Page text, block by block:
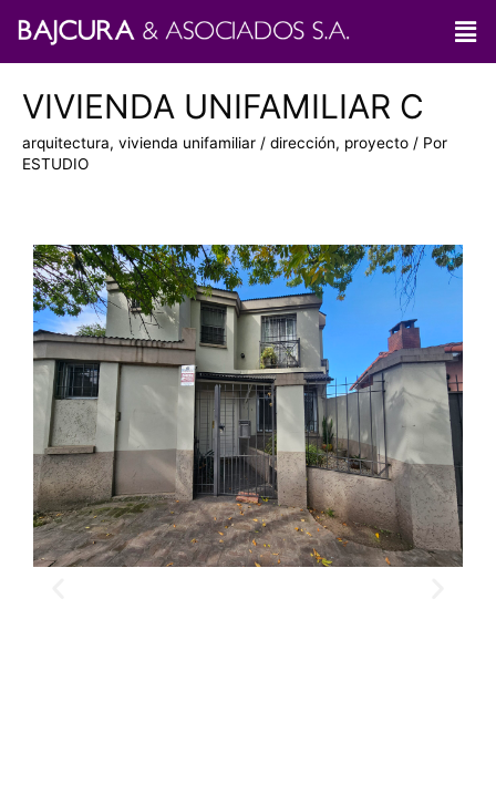
VIVIENDA UNIFAMILIAR C
arquitectura, vivienda unifamiliar / dirección, proyecto / Por
ESTUDIO